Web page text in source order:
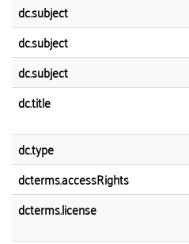
dc.subject
dc.subject
dc.subject
dc.title
dc.type
dcterms.accessRights
dcterms.license